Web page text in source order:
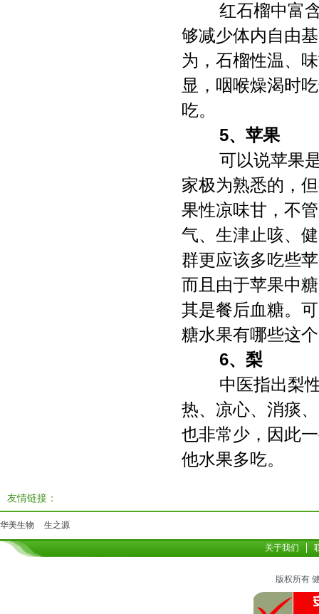
红石榴中富
够减少体内自由
为，石榴性温、
显，咽喉燥渴时
吃。
5、苹果
可以说苹果
家极为熟悉的，
果性凉味甘，不
气、生津止咳、
群更应该多吃些
而且由于苹果中
其是餐后血糖。
糖水果有哪些这
6、梨
中医指出梨
热、凉心、消痰
也非常少，因此
他水果多吃。
友情链接：
华美生物 生之源
关于我们
版权所有